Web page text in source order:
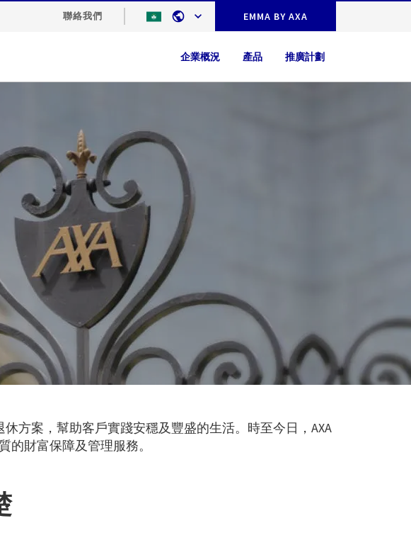
聯絡我們 EMMA BY AXA
企業概況 產品 推廣計劃
方案，幫助客戶實踐安穩及豐盛的生活。時至今日，AXA
的財富保障及管理服務。